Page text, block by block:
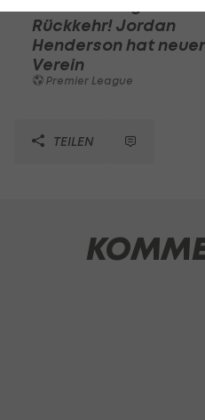
Rückkehr! Jordan
Henderson hat
Verein
Premier League
TEILEN